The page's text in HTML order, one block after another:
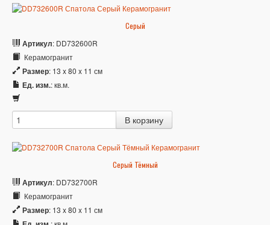
Серый
Артикул: DD732600R
Керамогранит
Размер: 13 x 80 x 11 см
Ед. изм.: кв.м.
Серый Тёмный
Артикул: DD732700R
Керамогранит
Размер: 13 x 80 x 11 см